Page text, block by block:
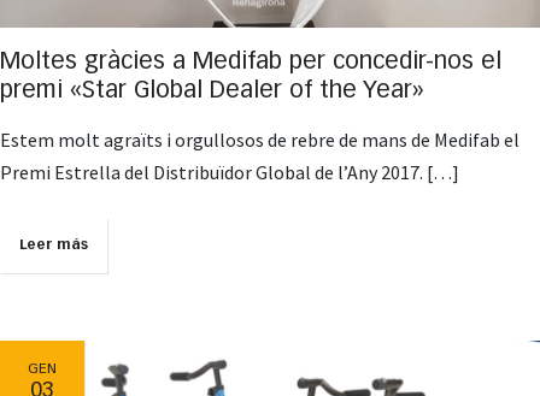
Moltes gràcies a Medifab per concedir-nos el
premi «Star Global Dealer of the Year»
Estem molt agraïts i orgullosos de rebre de mans de Medifab el
Premi Estrella del Distribuïdor Global de l’Any 2017. […]
Leer más
GEN
03